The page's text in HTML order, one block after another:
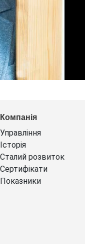
Компанія
Управління
Історія
Сталий розвиток
Сертифікати
Показники